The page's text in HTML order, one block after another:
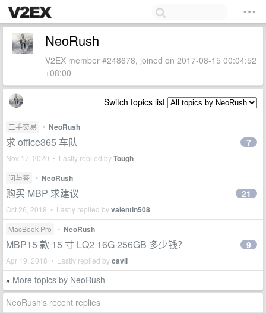
NeoRush
V2EX member #248678, joined on 2017-08-15 00:04:52
+08:00
Switch topics list
二手交易 • NeoRush
求 office365 车队
Nov 17, 2020 • Lastly replied byTough
7
问与答 • NeoRush
购买 MBP 求建议
Oct 26, 2018 • Lastly replied byvalentin508
21
MacBook Pro • NeoRush
MBP15 款 15 寸 LQ2 16G 256GB 多少钱？
Apr 19, 2018 • Lastly replied bycavil
9
» More topics by NeoRush
NeoRush's recent replies